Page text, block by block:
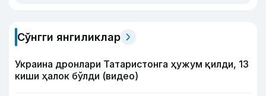
Сўнгги янгиликлар
Украина дронлари Татаристонга ҳужум қилди, 13
киши ҳалок бўлди (видео)